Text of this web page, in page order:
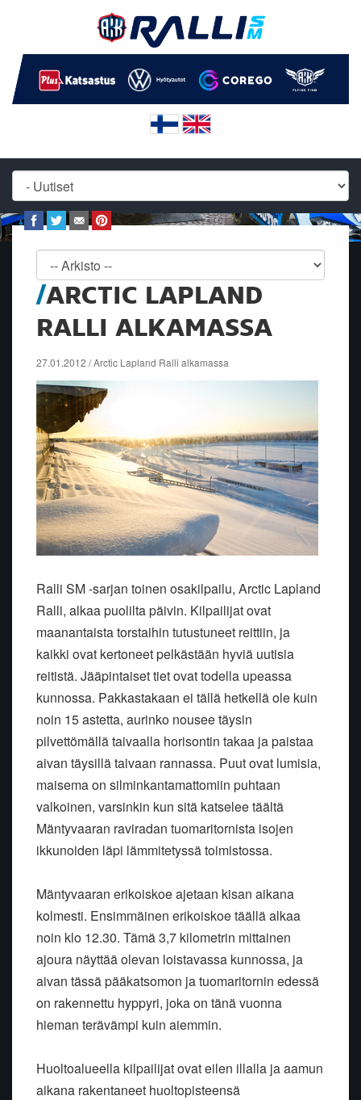
ARCTIC LAPLAND
RALLI ALKAMASSA
27.01.2012 / Arctic Lapland Ralli alkamassa
Ralli SM -sarjan toinen osakilpailu, Arctic Lapland
Ralli, alkaa puolilta päivin. Kilpailijat ovat
maanantaista torstaihin tutustuneet reittiin, ja
kaikki ovat kertoneet pelkästään hyviä uutisia
reitistä. Jääpintaiset tiet ovat todella upeassa
kunnossa. Pakkastakaan ei tällä hetkellä ole kuin
noin 15 astetta, aurinko nousee täysin
pilvettömällä taivaalla horisontin takaa ja paistaa
aivan täysillä taivaan rannassa. Puut ovat lumisia,
maisema on silminkantamattomiin puhtaan
valkoinen, varsinkin kun sitä katselee täältä
Mäntyvaaran raviradan tuomaritornista isojen
ikkunoiden läpi lämmitetyssä toimistossa.
Mäntyvaaran erikoiskoe ajetaan kisan aikana
kolmesti. Ensimmäinen erikoiskoe täällä alkaa
noin klo 12.30. Tämä 3,7 kilometrin mittainen
ajoura näyttää olevan loistavassa kunnossa, ja
aivan tässä pääkatsomon ja tuomaritornin edessä
on rakennettu hyppyri, joka on tänä vuonna
hieman terävämpi kuin aiemmin.
Huoltoalueella kilpailijat ovat eilen illalla ja aamun
aikana rakentaneet huoltopisteensä